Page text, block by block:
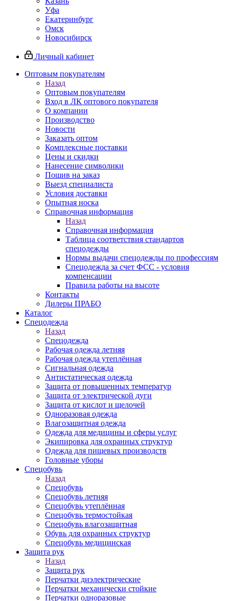
Уфа
Екатеринбург
Омск
Новосибирск
Личный кабинет
Оптовым покупателям
Назад
Оптовым покупателям
Вход в ЛК оптового покупателя
О компании
Производство
Новости
Заказать оптом
Комплексные поставки
Цены и скидки
Нанесение символики
Пошив на заказ
Выезд специалиста
Условия доставки
Опытная носка
Справочная информация
Назад
Справочная информация
Таблица соответствия стандартов
спецодежды
Нормы выдачи спецодежды по профессиям
Спецодежда за счет ФСС - условия
компенсации
Правила работы на высоте
Контакты
Дилеры ПРАБО
Каталог
Спецодежда
Назад
Спецодежда
Рабочая одежда летняя
Рабочая одежда утеплённая
Сигнальная одежда
Антистатическая одежда
Защита от повышенных температур
Защита от электрической дуги
Защита от кислот и щелочей
Одноразовая одежда
Влагозащитная одежда
Одежда для медицины и сферы услуг
Экипировка для охранных структур
Одежда для пищевых производств
Головные уборы
Спецобувь
Назад
Спецобувь
Спецобувь летняя
Спецобувь утеплённая
Спецобувь термостойкая
Спецобувь влагозащитная
Обувь для охранных структур
Спецобувь медицинская
Защита рук
Назад
Защита рук
Перчатки диэлектрические
Перчатки механически стойкие
Перчатки одноразовые